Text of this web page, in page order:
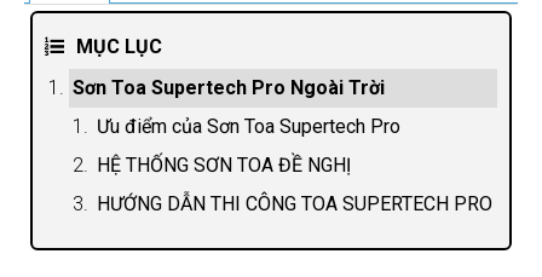
MỤC LỤC
Sơn Toa Supertech Pro Ngoài Trời
Ưu điểm của Sơn Toa Supertech Pro
HỆ THỐNG SƠN TOA ĐỀ NGHỊ
HƯỚNG DẪN THI CÔNG TOA SUPERTECH PRO